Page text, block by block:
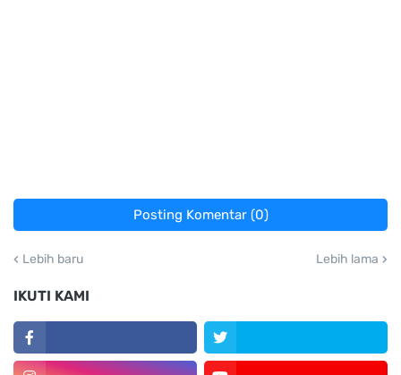
Posting Komentar (0)
Lebih baru Lebih lama
IKUTI KAMI